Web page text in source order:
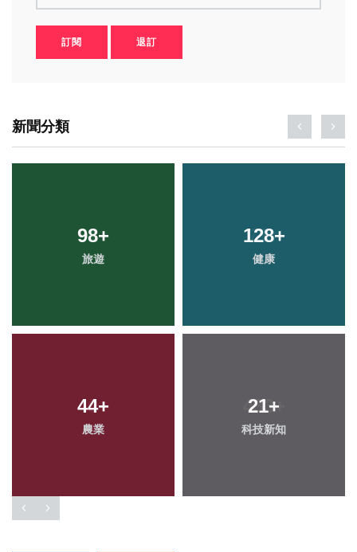
訂閱 退訂
新聞分類
98+
旅遊
128+
健康
44+
農業
21+
科技新知